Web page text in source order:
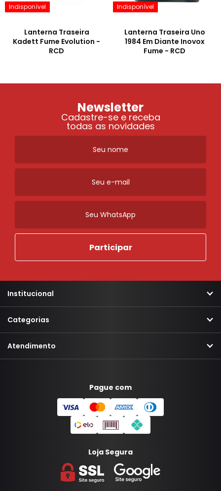
Lanterna Traseira
Kadett Fume Evolution -
RCD
Indisponível
Lanterna Traseira Uno
1984 Em Diante Inovox
Fume - RCD
Indisponível
Newsletter
Cadastre-se e receba
todas as novidades
Institucional
Categorias
Atendimento
Pague com
Loja Segura